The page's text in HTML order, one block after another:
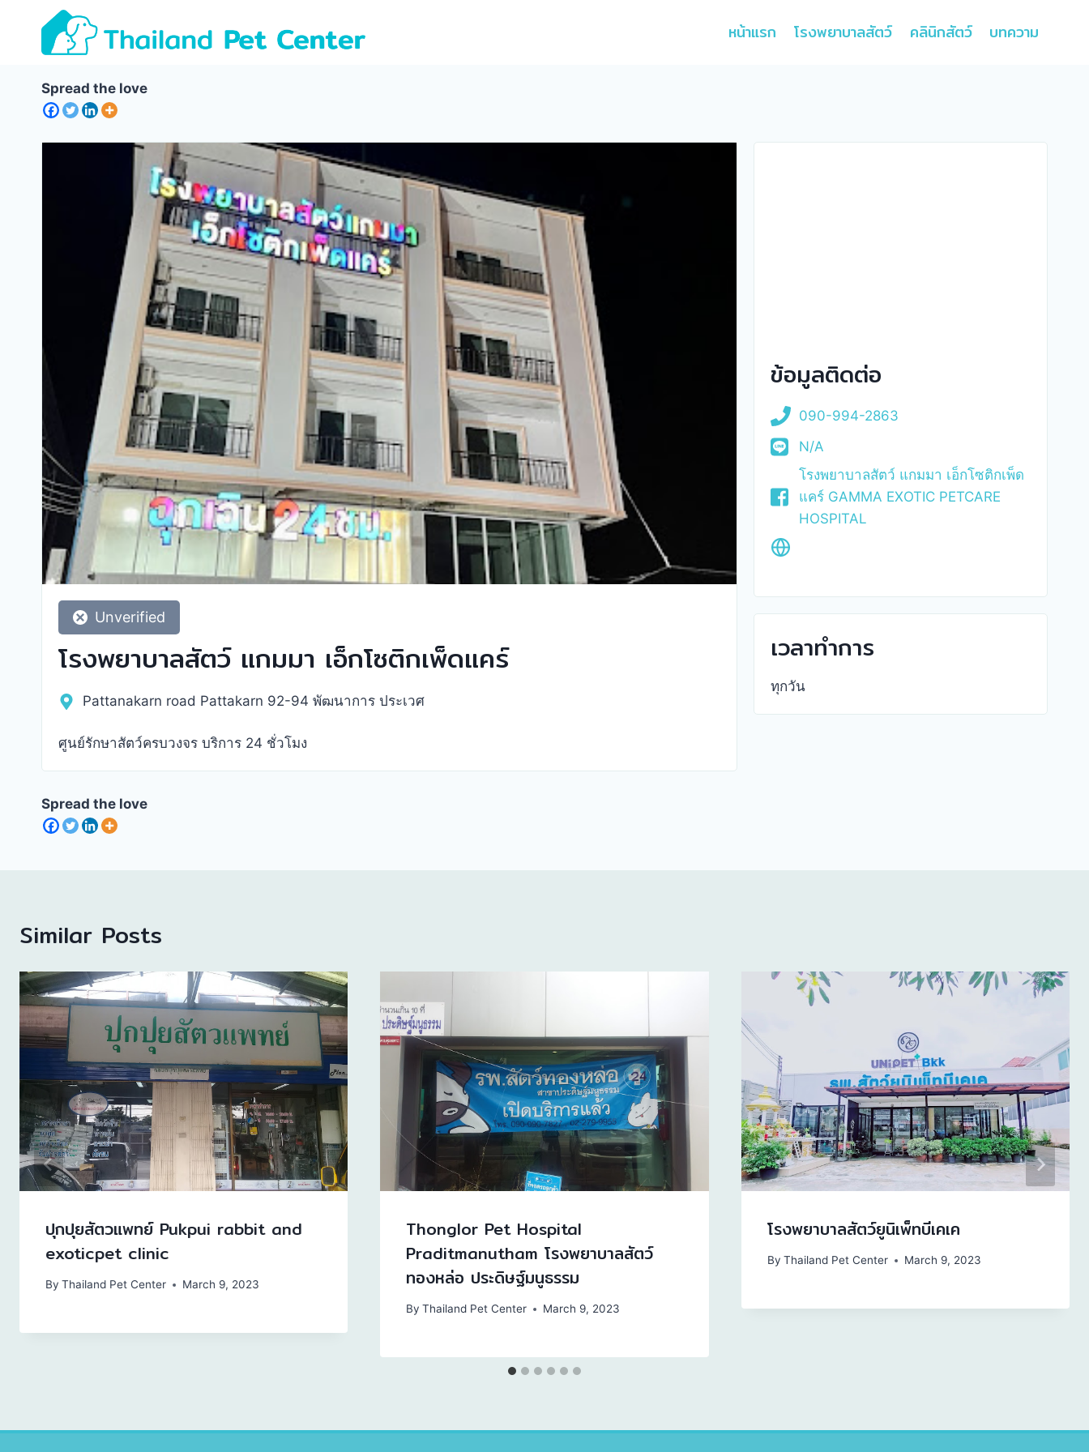
content
หน้าแรก โรงพยาบาลสัตว์ คลินิกสัตว์ บทความ
Spread the love
Unverified
โรงพยาบาลสัตว์ แกมมา เอ็กโซติกเพ็ดแคร์
Pattanakarn road Pattakarn 92-94 พัฒนาการ ประเวศ
ศูนย์รักษาสัตว์ครบวงจร บริการ 24 ชั่วโมง
ข้อมูลติดต่อ
090-994-2863
N/A
โรงพยาบาลสัตว์ แกมมา เอ็กโซติกเพ็ด
แคร์ GAMMA EXOTIC PETCARE
HOSPITAL
เวลาทำการ
ทุกวัน
Spread the love
Similar Posts
ปุกปุยสัตวแพทย์ Pukpui rabbit and
exoticpet clinic
By Thailand Pet Center March 9, 2023
Thonglor Pet Hospital
Praditmanutham โรงพยาบาลสัตว์
ทองหล่อ ประดิษฐ์มนูธรรม
By Thailand Pet Center March 9, 2023
โรงพยาบาลสัตว์ยูนิเพ็ทบีเคเค
By Thailand Pet Center March 9, 2023